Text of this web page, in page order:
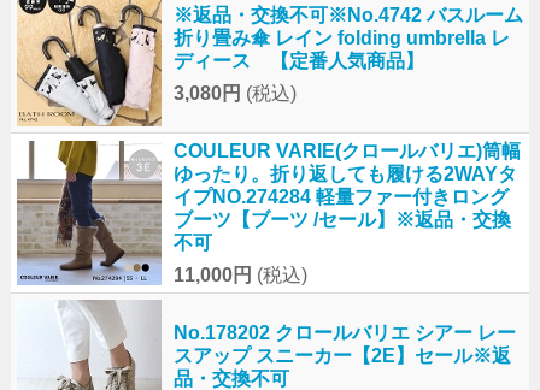
※返品・交換不可※No.4742 バスルーム
折り畳み傘 レイン folding umbrella レ
ディース 【定番人気商品】
3,080円 (税込)
COULEUR VARIE(クロールバリエ)筒幅
ゆったり。折り返しても履ける2WAYタ
イプNO.274284 軽量ファー付きロング
ブーツ【ブーツ /セール】※返品・交換
不可
11,000円 (税込)
No.178202 クロールバリエ シアー レー
スアップ スニーカー【2E】セール※返
品・交換不可